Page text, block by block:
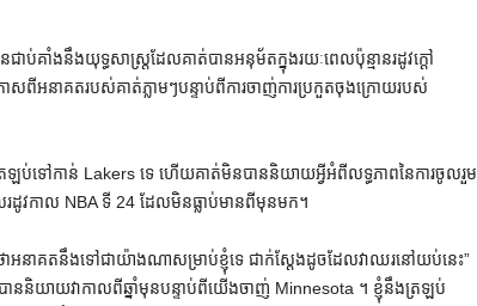
ាប់គាំងនឹងយុទ្ធសាស្រ្តដែលគាត់បានអនុម័តក្នុងរយៈពេលប៉ុន្មានរដូវក្តៅ
ពីអនាគតរបស់គាត់ភ្លាមៗបន្ទាប់ពីការចាញ់ការប្រកួតចុងក្រោយរបស់
ឡប់ទៅកាន់ Lakers ទេ ហើយគាត់មិនបាននិយាយអ្វីអំពីលទ្ធភាពនៃការចូលរួម
វកាល NBA ទី 24 ដែលមិនធ្លាប់មានពីមុនមក។
អនាគតនឹងទៅជាយ៉ាងណាសម្រាប់ខ្ញុំទេ ជាក់ស្តែងដូចដែលវាឈរនៅយប់នេះ”
ាននិយាយវាកាលពីឆ្នាំមុនបន្ទាប់ពីយើងចាញ់ Minnesota ។ ខ្ញុំនឹងត្រឡប់